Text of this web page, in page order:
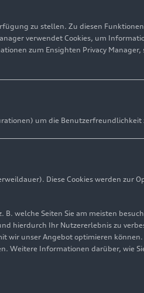
zu stellen. Zu diesen
verwendet Cookies, um
zum Ensighten Privacy Manager,
um die Benutzerfreundlichkeit
Diese Cookies werden zur
welche Seiten Sie am meisten
hierdurch Ihr Nutzererlebnis zu
wir unser Angebot optimieren
Weitere Informationen darüber, wie